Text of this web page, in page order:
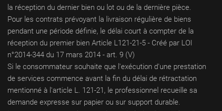
la réception du dernier bien ou lot ou de la dernière pièce.
Pour les contrats prévoyant la livraison régulière de biens
pendant une période définie, le délai court à compter de la
réception du premier bien Article L121-21-5 - Créé par LOI
n°2014-344 du 17 mars 2014 - art. 9 (V)
Si le consommateur souhaite que l'exécution d'une prestation
de services commence avant la fin du délai de rétractation
mentionné à l'article L. 121-21, le professionnel recueille sa
demande expresse sur papier ou sur support durable.